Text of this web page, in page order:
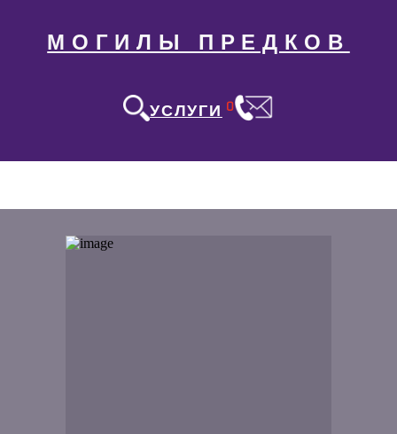
МОГИЛЫ ПРЕДКОВ
УСЛУГИ 0